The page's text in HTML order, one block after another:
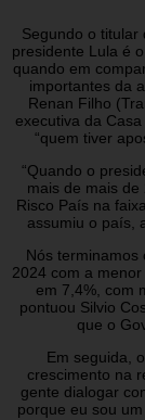
Segundo o titular
presidente Lula é
quando em
importantes da
Renan Filho
executiva da
“quem tiver
“Quando o
mais de mais
Risco País na
assumiu o país,
Nós terminamos
2024 com a
em 7,4%, com
pontuou Silvio
que o
Em seguida,
crescimento na
gente dialogar
porque eu sou